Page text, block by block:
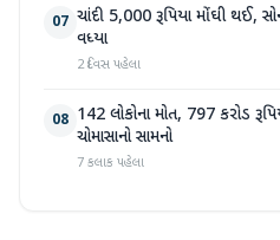
07 ચાંદી 5,000 રૂપિયા મોંઘી થઈ,
વધ્યા
2 દિવસ પહેલા
08 142 લોકોના મોત, 797 કરોડ
ચોમાસાનો સામનો
7 કલાક પહેલા